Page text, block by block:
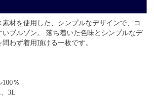
材を使用した、シンプルなデザインで、コ
いブルゾン。 落ち着いた色味とシンプルなデ
わず着用頂ける一枚です。
％
3L